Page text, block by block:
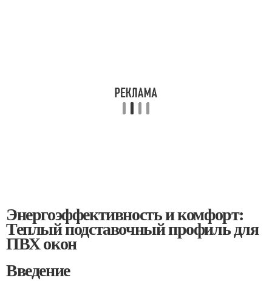
Энергоэффективность и комфорт:
Теплый подставочный профиль для
ПВХ окон
Введение